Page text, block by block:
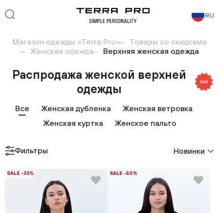
RU
Магазин одежды «Terra Pro»
Товары со скидками
Женская одежда
Верхняя женская одежда
Распродажа женской верхней
одежды
Все Женская дубленка
Женская ветровка
Женская куртка
Женское пальто
Фильтры Новинки
SALE -33% SALE -50%